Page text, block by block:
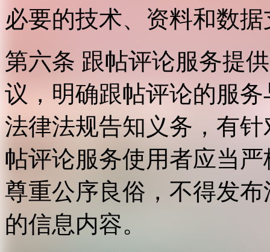
必要的技术、资料和数
第六条 跟帖评论服务提
议，明确跟帖评论的服
法律法规告知义务，有
帖评论服务使用者应当
尊重公序良俗，不得发
的信息内容。